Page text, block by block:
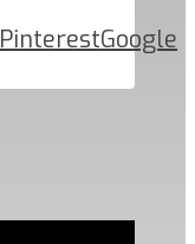
PinterestGoogle